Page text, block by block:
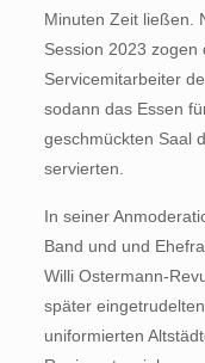
Minuten Zeit ließen.
Session 2023 zogen
Servicemitarbeiter
sodann das Essen
geschmückten Saal
servierten.
In seiner
Band und und
Willi Ostermann-
später
uniformierten